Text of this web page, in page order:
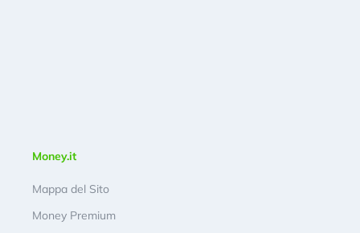
Money.it
Mappa del Sito
Money Premium